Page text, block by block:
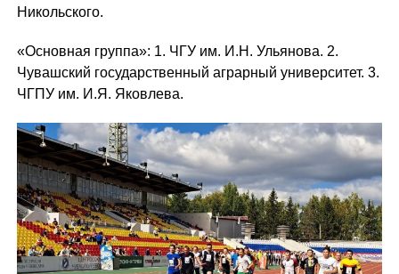
Никольского.
«Основная группа»: 1. ЧГУ им. И.Н. Ульянова. 2.
Чувашский государственный аграрный университет. 3.
ЧГПУ им. И.Я. Яковлева.